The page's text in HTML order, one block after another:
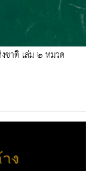
ชาติ เล่ม ๒ หมวด